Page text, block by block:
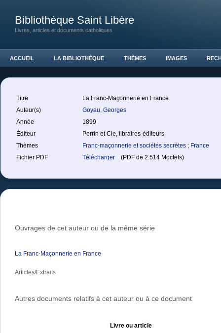
Bibliothèque Saint Libère
Livres, articles et documents catholiques
ACCUEIL LA BIBLIOTHÈQUE THÈMES IMAGES
Titre
La Franc-Maçonnerie en France
Auteur(s)
Goyau, Georges
Année
1899
Éditeur
Perrin et Cie, libraires-éditeurs
Thèmes
Franc-maçonnerie et sociétés secrètes ; France
Fichier PDF
Télécharger (PDF de 2.514 Moctets)
Ouvrages de cet auteur ou de la même série
La Franc-Maçonnerie en France
Articles/Extraits
Autres documents relatifs à cet auteur ou à ce document
Livre ou article